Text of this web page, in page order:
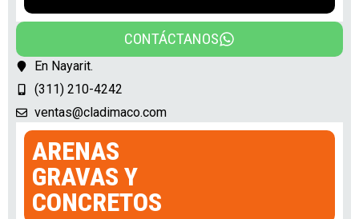
CONTÁCTANOS
En Nayarit.
(311) 210-4242
ventas@cladimaco.com
ARENAS
GRAVAS Y
CONCRETOS